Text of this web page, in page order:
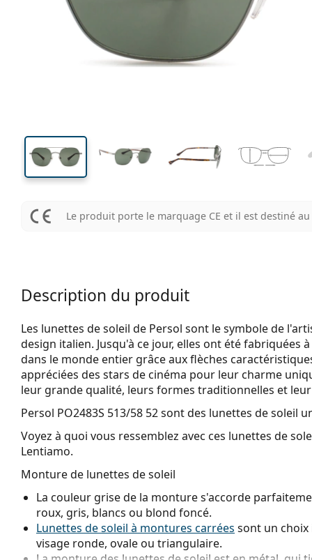
47 mm
Hauteur des verres Largeur des verres
Le produit porte le marquage CE et il est destiné
Description du produit
Les lunettes de soleil de Persol sont le symbole de
design italien. Jusqu'à ce jour, elles ont été fabriquées
dans le monde entier grâce aux flèches
appréciées des stars de cinéma pour leur charme
leur grande qualité, leurs formes traditionnelles et
Persol PO2483S 513/58 52sont des lunettes de soleil
Voyez à quoi vous ressemblez avec ces lunettes de
Lentiamo.
Monture de lunettes de soleil
La couleur grise de la monture s'accorde
roux, gris, blancs ou blond foncé.
Lunettes de soleil à montures carrées sont un
visage ronde, ovale ou triangulaire.